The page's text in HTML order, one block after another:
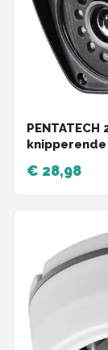
knipperende
€ 28,98